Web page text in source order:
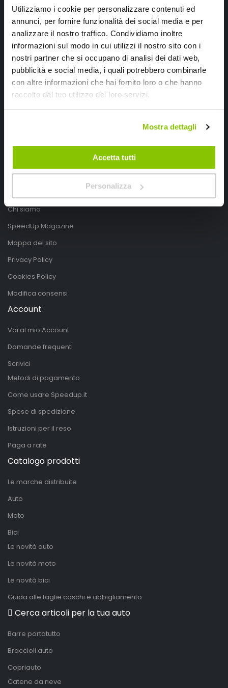
Utilizziamo i cookie per personalizzare contenuti ed
annunci, per fornire funzionalità dei social media e per
analizzare il nostro traffico. Condividiamo inoltre
informazioni sul modo in cui utilizzi il nostro sito con i
nostri partner che si occupano di analisi dei dati web,
pubblicità e social media, i quali potrebbero combinarle
con altre informazioni che hai fornito loro o che hanno
raccolto dal tuo utilizzo dei loro servizi.
Mostra dettagli
Accetta tutti
Personalizza
SpeedUp.it
Via Montello 46
Treviso, Italy 31040
Chi siamo
SpeedUp Magazine
Mappa del sito
Privacy Policy
Cookies Policy
Modifica consensi
Account
Vai al mio Account
Domande frequenti
Scrivici
Metodi di pagamento
Come usare Speedup.it
Spese di spedizione
Istruzioni per il reso
Paga a rate
Catalogo prodotti
Le marche distribuite
Auto
Moto
Bici
Le novità auto
Le novità moto
Le novità bici
Guida alle taglie caschi e abbigliamento
Cerca articoli per la tua auto
Barre portatutto
Braccioli auto
Copriauto
Catene da neve